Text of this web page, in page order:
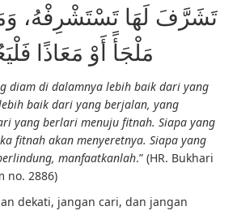
تَشَرَّفَ لَهَا تَسْتَشْرِفْهُ،
مَلْجَأً أَوْ مَعَاذًا
diam di dalamnya lebih baik dari yang
baik dari yang berjalan, yang
yang berlari menuju fitnah. Siapa yang
fitnah akan menyeretnya. Siapa yang
manfaatkanlah.” (HR. Bukhari
no. 2886)
dekati, jangan cari, dan jangan